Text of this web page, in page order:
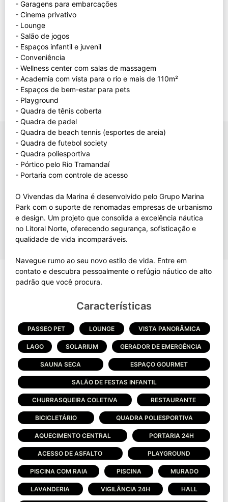
- Garagens para embarcações
- Cinema privativo
- Lounge
- Salão de jogos
- Espaços infantil e juvenil
- Conveniência
- Wellness center com salas de massagem
- Academia com vista para o rio e mais de 110m²
- Espaços de bem-estar para pets
- Playground
- Quadra de tênis coberta
- Quadra de padel
- Quadra de beach tennis (esportes de areia)
- Quadra de futebol society
- Quadra poliesportiva
- Pórtico pelo Rio Tramandaí
- Portaria com controle de acesso
O Vivendas da Marina é desenvolvido pelo Grupo Marina
Park com o suporte de renomadas empresas de urbanismo
e design. Um projeto que consolida a excelência náutica
no Litoral Norte, oferecendo segurança, sofisticação e
qualidade de vida incomparáveis.
Navegue rumo ao seu novo estilo de vida. Entre em
contato e descubra pessoalmente o refúgio náutico de alto
Características
PASSEO PET LOUNGE VISTA PANORÂMICA
LAGO SOLARIUM GERADOR DE EMERGÊNCIA
SAUNA SECA ESPAÇO GOURMET
SALÃO DE FESTAS INFANTIL
CHURRASQUEIRA COLETIVA RESTAURANTE
BICICLETÁRIO QUADRA POLIESPORTIVA
AQUECIMENTO CENTRAL PORTARIA 24H
ACESSO DE ASFALTO PLAYGROUND
PISCINA COM RAIA PISCINA MURADO
LAVANDERIA VIGILÂNCIA 24H HALL